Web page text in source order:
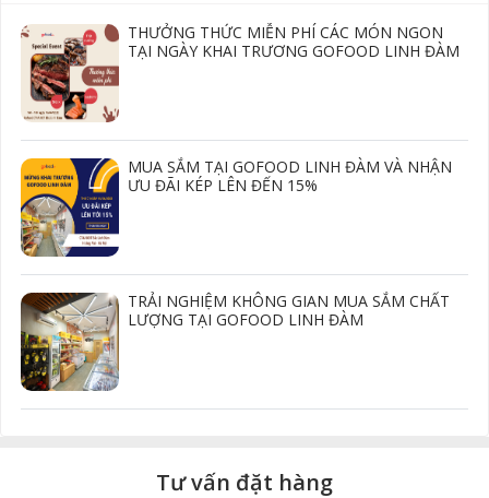
THƯỞNG THỨC MIỄN PHÍ CÁC MÓN NGON
TẠI NGÀY KHAI TRƯƠNG GOFOOD LINH ĐÀM
MUA SẮM TẠI GOFOOD LINH ĐÀM VÀ NHẬN
ƯU ĐÃI KÉP LÊN ĐẾN 15%
TRẢI NGHIỆM KHÔNG GIAN MUA SẮM CHẤT
LƯỢNG TẠI GOFOOD LINH ĐÀM
Tư vấn đặt hàng